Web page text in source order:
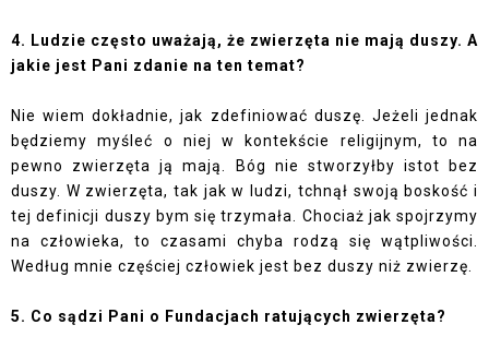
4. Ludzie często uważają, że zwierzęta nie mają duszy. A
jakie jest Pani zdanie na ten temat?
Nie wiem dokładnie, jak zdefiniować duszę. Jeżeli jednak
będziemy myśleć o niej w kontekście religijnym, to na
pewno zwierzęta ją mają. Bóg nie stworzyłby istot bez
duszy. W zwierzęta, tak jak w ludzi, tchnął swoją boskość i
tej definicji duszy bym się trzymała. Chociaż jak spojrzymy
na człowieka, to czasami chyba rodzą się wątpliwości.
Według mnie częściej człowiek jest bez duszy niż zwierzę.
5. Co sądzi Pani o Fundacjach ratujących zwierzęta?